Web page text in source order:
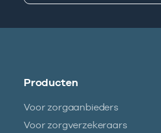
Producten
Voor zorgaanbieders
Voor zorgverzekeraars